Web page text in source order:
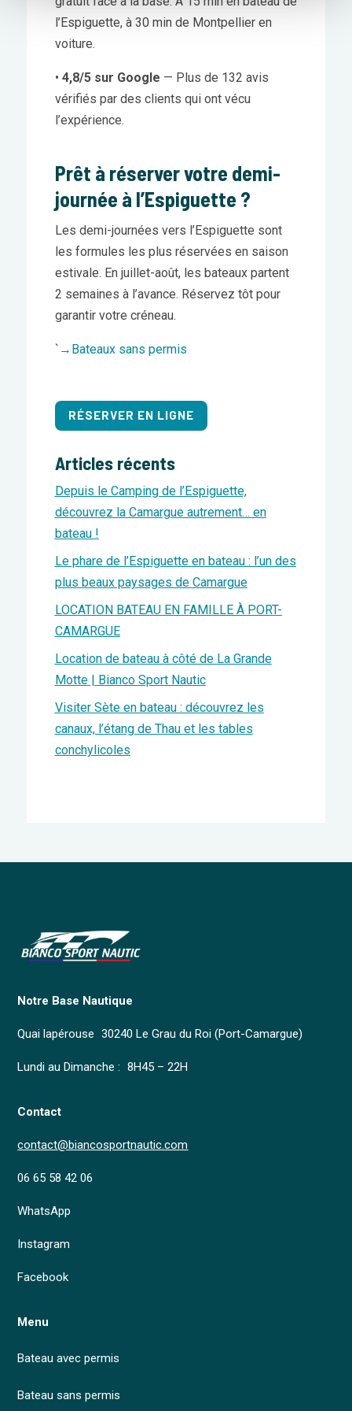
l’Espiguette, à 30 min de Montpellier en
voiture.
• 4,8/5 sur Google — Plus de 132 avis
vérifiés par des clients qui ont vécu
l’expérience.
Prêt à réserver votre demi-
journée à l’Espiguette ?
Les demi-journées vers l’Espiguette sont
les formules les plus réservées en saison
estivale. En juillet-août, les bateaux partent
2 semaines à l’avance. Réservez tôt pour
garantir votre créneau.
` → Bateaux sans permis
RÉSERVER EN LIGNE
Articles récents
Depuis le Camping de l’Espiguette,
découvrez la Camargue autrement… en
bateau !
Le phare de l’Espiguette en bateau : l’un des
plus beaux paysages de Camargue
LOCATION BATEAU EN FAMILLE À PORT-
CAMARGUE
Location de bateau à côté de La Grande
Motte | Bianco Sport Nautic
Visiter Sète en bateau : découvrez les
canaux, l’étang de Thau et les tables
conchylicoles
Notre Base Nautique
Quai lapérouse 30240 Le Grau du Roi (Port-Camargue)
Lundi au Dimanche : 8H45 – 22H
Contact
contact@biancosportnautic.com
06 65 58 42 06
WhatsApp
Instagram
Facebook
Menu
Bateau avec permis
Bateau sans permis